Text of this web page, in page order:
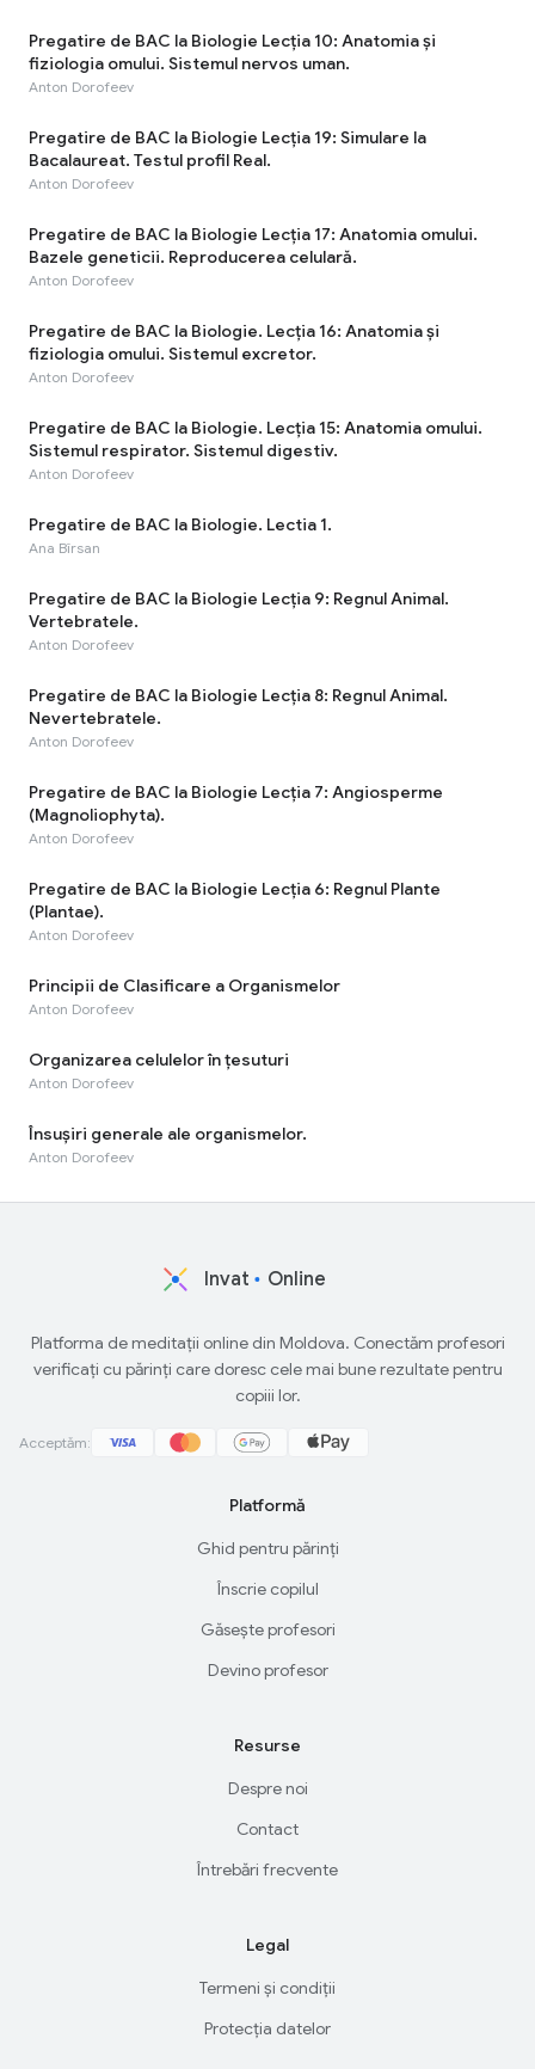
Pregatire de BAC la Biologie Lecția 10: Anatomia și
fiziologia omului. Sistemul nervos uman.
Anton Dorofeev
Pregatire de BAC la Biologie Lecția 19: Simulare la
Bacalaureat. Testul profil Real.
Anton Dorofeev
Pregatire de BAC la Biologie Lecția 17: Anatomia omului.
Bazele geneticii. Reproducerea celulară.
Anton Dorofeev
Pregatire de BAC la Biologie. Lecția 16: Anatomia și
fiziologia omului. Sistemul excretor.
Anton Dorofeev
Pregatire de BAC la Biologie. Lecția 15: Anatomia omului.
Sistemul respirator. Sistemul digestiv.
Anton Dorofeev
Pregatire de BAC la Biologie. Lectia 1.
Ana Bîrsan
Pregatire de BAC la Biologie Lecția 9: Regnul Animal.
Vertebratele.
Anton Dorofeev
Pregatire de BAC la Biologie Lecția 8: Regnul Animal.
Nevertebratele.
Anton Dorofeev
Pregatire de BAC la Biologie Lecția 7: Angiosperme
(Magnoliophyta).
Anton Dorofeev
Pregatire de BAC la Biologie Lecția 6: Regnul Plante
(Plantae).
Anton Dorofeev
Principii de Clasificare a Organismelor
Anton Dorofeev
Organizarea celulelor în ţesuturi
Anton Dorofeev
Însuşiri generale ale organismelor.
Anton Dorofeev
Invat Online
Platforma de meditații online din Moldova. Conectăm profesori
verificați cu părinți care doresc cele mai bune rezultate pentru
copiii lor.
Acceptăm:
Platformă
Ghid pentru părinți
Înscrie copilul
Găsește profesori
Devino profesor
Resurse
Despre noi
Contact
Întrebări frecvente
Legal
Termeni și condiții
Protecția datelor